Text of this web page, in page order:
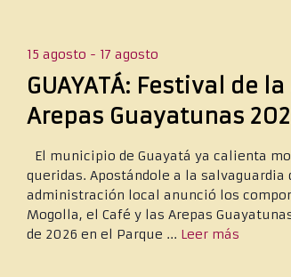
GUAYATÁ: Festival de
Arepas Guayatunas
15 agosto - 17 agosto
El municipio de Guayatá ya calienta
queridas. Apostándole a la
administración local anunció los
Mogolla, el Café y las Arepas
de 2026 en el Parque ... Leer más